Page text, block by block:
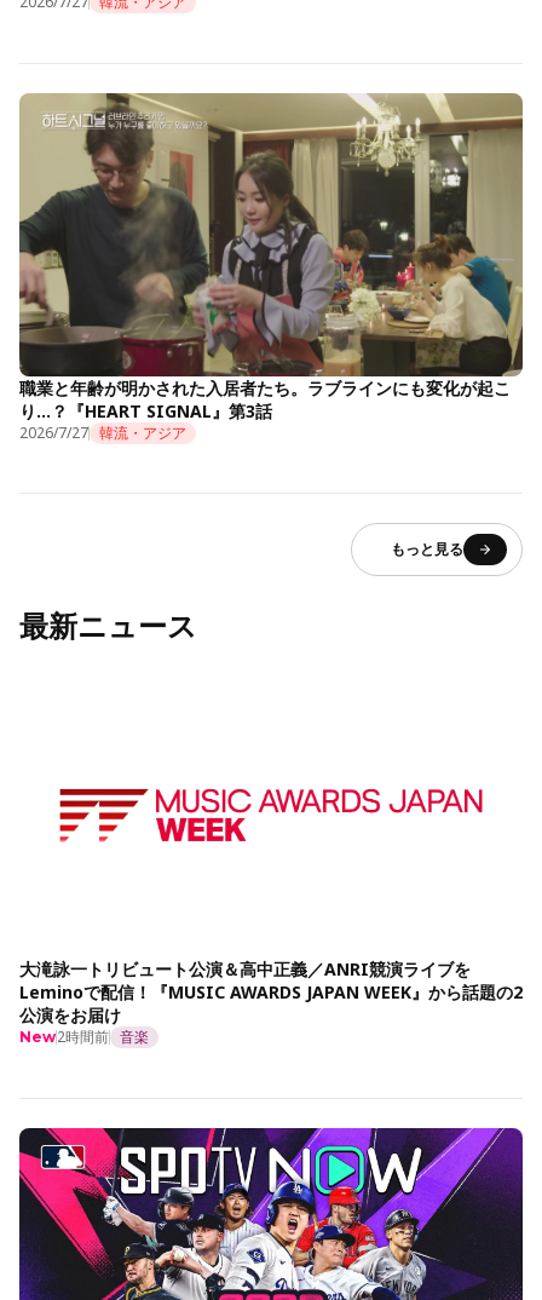
職業と年齢が明かされた入居者たち。ラブラインにも変化が起こ
り…？『HEART SIGNAL』第3話
2026/7/27 韓流・アジア
もっと見る
最新ニュース
大滝詠一トリビュート公演＆高中正義／ANRI競演ライブを
Leminoで配信！『MUSIC AWARDS JAPAN WEEK』から話題の2
公演をお届け
New2時間前 音楽